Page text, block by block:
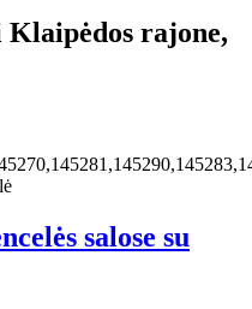
rajone,
salose su